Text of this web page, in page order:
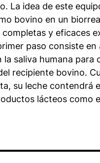
La idea de este
bovino en un
y eficaces
paso consiste
la saliva humana
recipiente bovino.
su leche contendrá
lácteos como